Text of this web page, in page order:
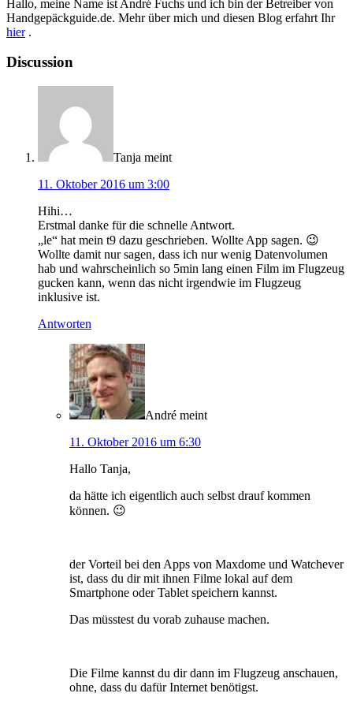
Hallo, meine Name ist André Fuchs und ich bin der Betreiber von
Handgepäckguide.de. Mehr über mich und diesen Blog erfahrt Ihr
hier.
Discussion
Tanja meint
11. Oktober 2016 um 3:00
Hihi…
Erstmal danke für die schnelle Antwort.
„le“ hat mein t9 dazu geschrieben. Wollte App sagen. 😉
Wollte damit nur sagen, dass ich nur wenig Datenvolumen
hab und wahrscheinlich so 5min lang einen Film im Flugzeug
gucken kann, wenn das nicht irgendwie im Flugzeug
inklusive ist.
Antworten
André meint
11. Oktober 2016 um 6:30
Hallo Tanja,
da hätte ich eigentlich auch selbst drauf kommen
können. 😉
der Vorteil bei den Apps von Maxdome und Watchever
ist, dass du dir mit ihnen Filme lokal auf dem
Smartphone oder Tablet speichern kannst.
Das müsstest du vorab zuhause machen.
Die Filme kannst du dir dann im Flugzeug anschauen,
ohne, dass du dafür Internet benötigst.